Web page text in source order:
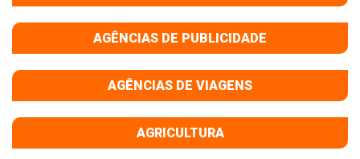
AGÊNCIAS DE PUBLICIDADE
AGÊNCIAS DE VIAGENS
AGRICULTURA